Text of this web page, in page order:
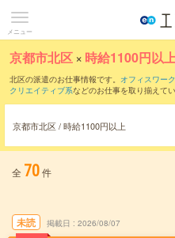
メニュー
京都市北区 × 時給1100円以
北区の派遣のお仕事情報です。 オフィスワー
クリエイティブ系などのお仕事を取り揃えてい
時給1150円以上・1800円以上 の求人はこちら
当サイトでは法令を遵守し、最低賃金以上の
京都市北区 / 時給1100円以上
全 70件
未読 掲載日 2026/08/07